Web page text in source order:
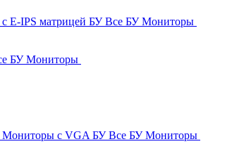
E-IPS матрицей БУВсе БУ Мониторы
БУ Мониторы
Мониторы с VGA БУВсе БУ Мониторы